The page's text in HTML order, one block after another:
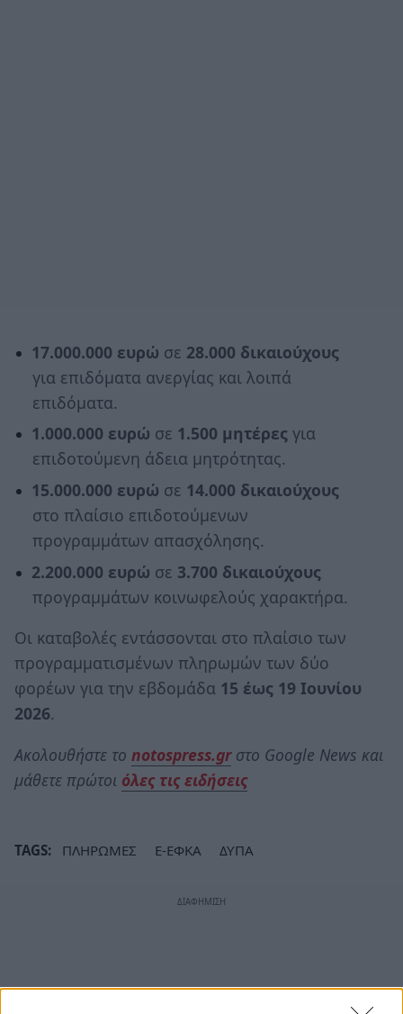
17.000.000 ευρώ σε 28.000 δικαιούχους
για επιδόματα ανεργίας και λοιπά
επιδόματα.
1.000.000 ευρώ σε 1.500 μητέρεςγια
επιδοτούμενη άδεια μητρότητας.
15.000.000 ευρώ σε 14.000 δικαιούχους
στο πλαίσιο επιδοτούμενων
προγραμμάτων απασχόλησης.
2.200.000 ευρώ σε 3.700 δικαιούχους
προγραμμάτων κοινωφελούς χαρακτήρα.
Οι καταβολές εντάσσονται στο πλαίσιο των
προγραμματισμένων πληρωμών των δύο
φορέων για την εβδομάδα 15 έως 19 Ιουνίου
2026.
Ακολουθήστε το notospress.grστο Google News και
μάθετε πρώτοι όλες τις ειδήσεις
TAGS: ΠΛΗΡΩΜΕΣ E-ΕΦΚΑ ΔΥΠΑ